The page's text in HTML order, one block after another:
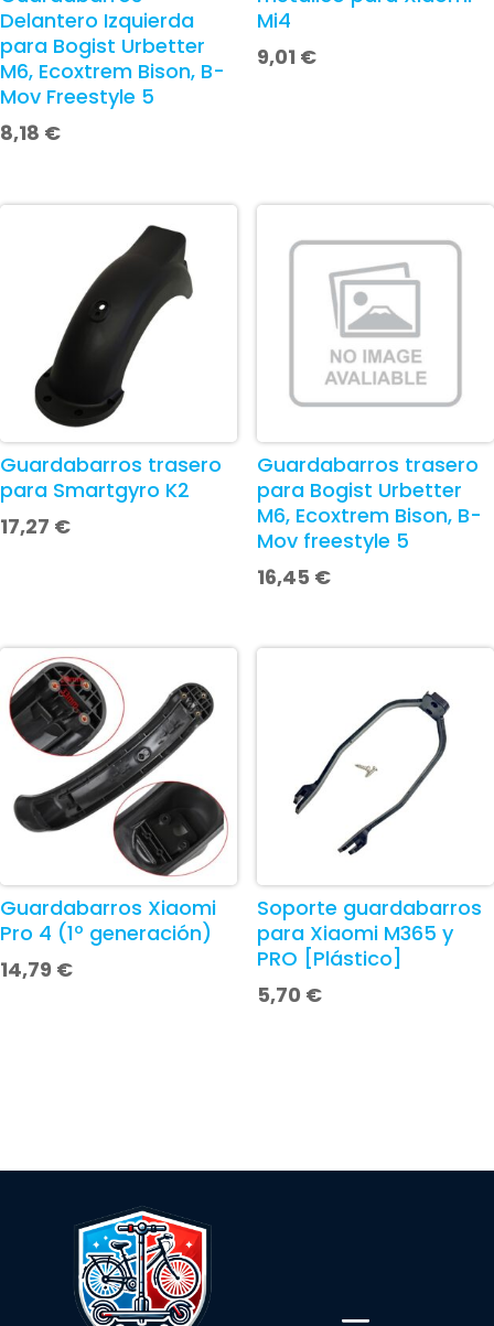
Delantero Izquierda
para Bogist Urbetter
M6, Ecoxtrem Bison, B-
Mov Freestyle 5
8,18 €
Mi4
9,01 €
Guardabarros trasero
para Smartgyro K2
17,27 €
Guardabarros trasero
para Bogist Urbetter
M6, Ecoxtrem Bison, B-
Mov freestyle 5
16,45 €
Guardabarros Xiaomi
Pro 4 (1º generación)
14,79 €
Soporte guardabarros
para Xiaomi M365 y
PRO [Plástico]
5,70 €